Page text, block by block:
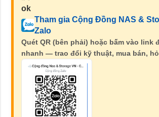
Tham gia Cộng Đồng NAS &
Zalo
Quét QR (bên phải) hoặc bấm vào link
nhanh — trao đổi kỹ thuật, mua bán,